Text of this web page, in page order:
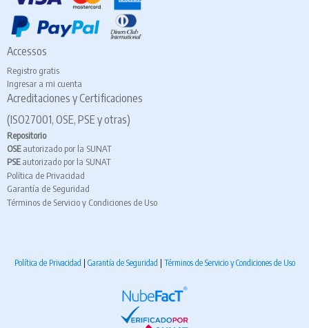
Accessos
Registro gratis
Ingresar a mi cuenta
Acreditaciones y Certificaciones
(ISO27001, OSE, PSE y otras)
Repositorio
OSEautorizado por la SUNAT
PSEautorizado por la SUNAT
Política de Privacidad
Garantía de Seguridad
Términos de Servicio y Condiciones de Uso
Política de Privacidad | Garantía de Seguridad | Términos de Servicio y Condiciones de Uso